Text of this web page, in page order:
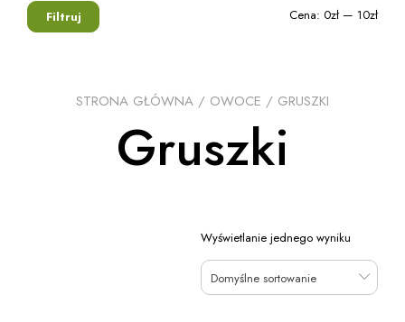
STRONA GŁÓWNA / OWOCE / GRUSZKI
Gruszki
Wyświetlanie jednego wyniku
Domyślne sortowanie
Filtruj Cena: 0zł— 10zł